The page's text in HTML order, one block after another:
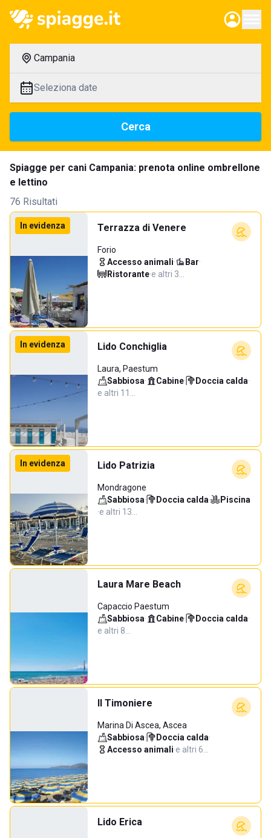
Campania
Seleziona date
Cerca
Spiagge per cani Campania: prenota online ombrellone
e lettino
76 Risultati
In evidenza Terrazza di Venere
Forio
Accesso animali· Bar·
Ristorante·e altri 3…
In evidenza Lido Conchiglia
Laura, Paestum
Sabbiosa· Cabine· Doccia calda·
e altri 11…
In evidenza Lido Patrizia
Mondragone
Sabbiosa· Doccia calda·
Piscina
·e altri 13…
Laura Mare Beach
Capaccio Paestum
Sabbiosa· Cabine· Doccia calda·
e altri 8…
Il Timoniere
Marina Di Ascea, Ascea
Sabbiosa· Doccia calda·
Accesso animali·e altri 6…
Lido Erica